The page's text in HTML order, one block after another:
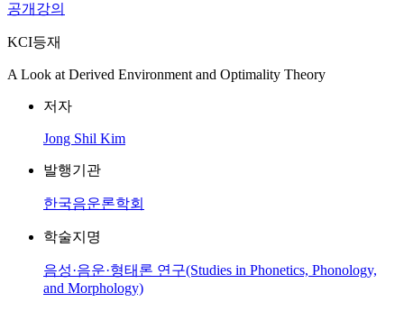
공개강의
KCI등재
A Look at Derived Environment and Optimality Theory
저자
Jong Shil Kim
발행기관
한국음운론학회
학술지명
음성·음운·형태론 연구(Studies in Phonetics, Phonology,
and Morphology)